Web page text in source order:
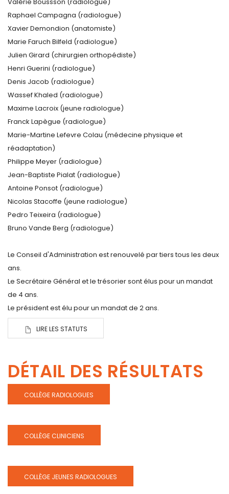
Valérie Boussson (radiologue)
Raphael Campagna (radiologue)
Xavier Demondion (anatomiste)
Marie Faruch Bilfeld (radiologue)
Julien Girard (chirurgien orthopédiste)
Henri Guerini (radiologue)
Denis Jacob (radiologue)
Wassef Khaled (radiologue)
Maxime Lacroix (jeune radiologue)
Franck Lapègue (radiologue)
Marie-Martine Lefevre Colau (médecine physique et
réadaptation)
Philippe Meyer (radiologue)
Jean-Baptiste Pialat (radiologue)
Antoine Ponsot (radiologue)
Nicolas Stacoffe (jeune radiologue)
Pedro Teixeira (radiologue)
Bruno Vande Berg (radiologue)
Le Conseil d'Administration est renouvelé par tiers tous les deux
ans.
Le Secrétaire Général et le trésorier sont élus pour un mandat
de 4 ans.
Le président est élu pour un mandat de 2 ans.
LIRE LES STATUTS
DÉTAIL DES RÉSULTATS
COLLÈGE RADIOLOGUES
COLLÈGE CLINICIENS
COLLÈGE JEUNES RADIOLOGUES